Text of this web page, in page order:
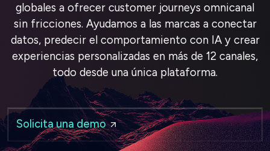
globales a ofrecer customer journeys omnicanal
sin fricciones. Ayudamos a las marcas a conectar
datos, predecir el comportamiento con IA y crear
experiencias personalizadas en más de 12 canales,
todo desde una única plataforma.
Solicita una demo